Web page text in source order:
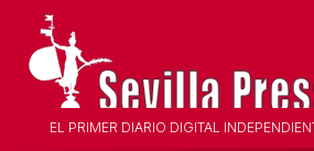
EL PRIMER DIARIO DIGITAL